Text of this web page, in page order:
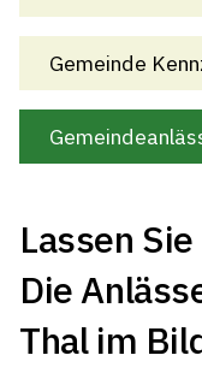
Gemeinde
Lassen
Die
Thal im